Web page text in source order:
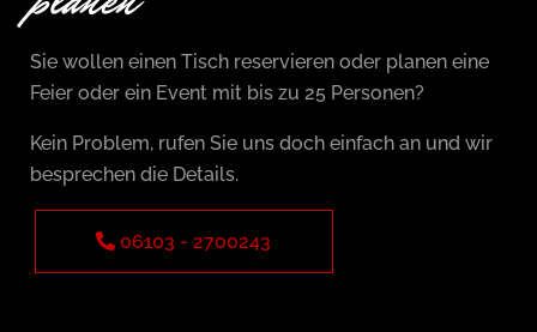
Sie wollen einen Tisch reservieren oder planen eine
Feier oder ein Event mit bis zu 25 Personen?
Kein Problem, rufen Sie uns doch einfach an und wir
besprechen die Details.
06103 - 2700243